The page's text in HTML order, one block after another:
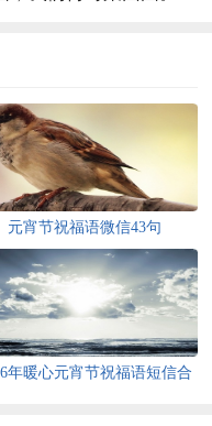
元宵节祝福语微信43句
年暖心元宵节祝福语短信合